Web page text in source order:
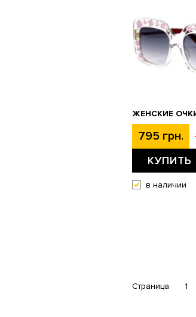
ЖЕНСКИЕ ОЧКИ
795 грн.
КУПИТЬ
в наличии
Страница 1